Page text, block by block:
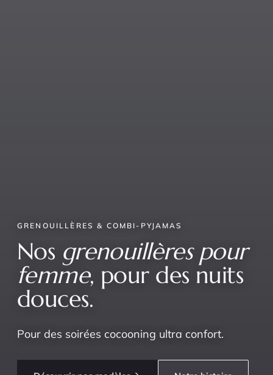
GRENOUILLÈRES & COMBI-PYJAMAS
Nos grenouillères pour
femme, pour des nuits
douces.
Pour des soirées cocooning ultra confort.